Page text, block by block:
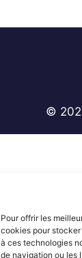
Pour offrir les
cookies pour
à ces technologies
de navigation ou les
©